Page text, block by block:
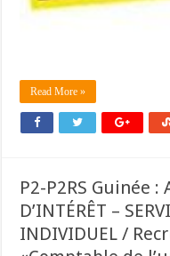
Read More »
P2-P2RS Guinée :
D’INTÉRÊT –
INDIVIDUEL /